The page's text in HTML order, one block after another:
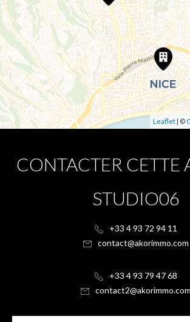
Leaflet | ©
CONTACTER CETTE
STUDIO06
+33 4 93 72 94 11
contact@akorimmo.com
+33 4 93 79 47 68
contact2@akorimmo.com